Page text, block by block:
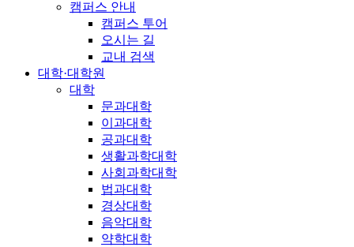
캠퍼스 안내
캠퍼스 투어
오시는 길
교내 검색
대학·대학원
대학
문과대학
이과대학
공과대학
생활과학대학
사회과학대학
법과대학
경상대학
음악대학
약학대학